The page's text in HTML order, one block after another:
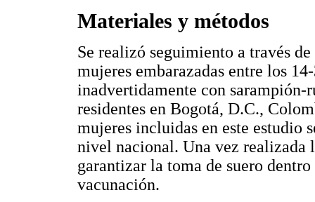
Materiales y métodos
Se realizó seguimiento a través
mujeres embarazadas entre los
inadvertidamente con
residentes en Bogotá, D.C.,
mujeres incluidas en este estudio
nivel nacional. Una vez
garantizar la toma de suero
vacunación.